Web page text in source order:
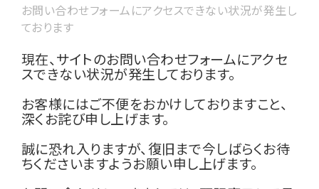
お問い合わせフォームにアクセスできない状況が発生し
ております
現在、サイトのお問い合わせフォームにアクセ
スできない状況が発生しております。
お客様にはご不便をおかけしておりますこと、
深くお詫び申し上げます。
誠に恐れ入りますが、復旧まで今しばらくお待
ちくださいますようお願い申し上げます。